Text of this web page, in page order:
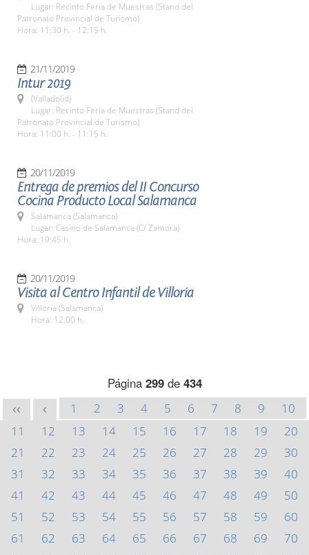
Lugar: Recinto Feria de Muestras (Stand del
Patronato Provincial de Turismo)
Hora: 11:30 h. - 12:15 h.
21/11/2019
Intur 2019
(Valladolid)
Lugar: Recinto Feria de Muestras (Stand del
Patronato Provincial de Turismo)
Hora: 11:00 h. - 11:15 h.
20/11/2019
Entrega de premios del II Concurso
Cocina Producto Local Salamanca
Salamanca (Salamanca)
Lugar: Casino de Salamanca (C/ Zamora)
Hora: 19:45 h.
20/11/2019
Visita al Centro Infantil de Villoria
Villoria (Salamanca)
Hora: 12:00 h.
Página 299de 434
<< < 1 2 3 4 5 6 7 8 9
10
11
12 13 14 15 16 17 18 19
20
21
22 23 24 25 26 27 28 29
30
31
32 33 34 35 36 37 38 39
40
41
42 43 44 45 46 47 48 49
50
51
52 53 54 55 56 57 58 59
60
61
62 63 64 65 66 67 68 69
70